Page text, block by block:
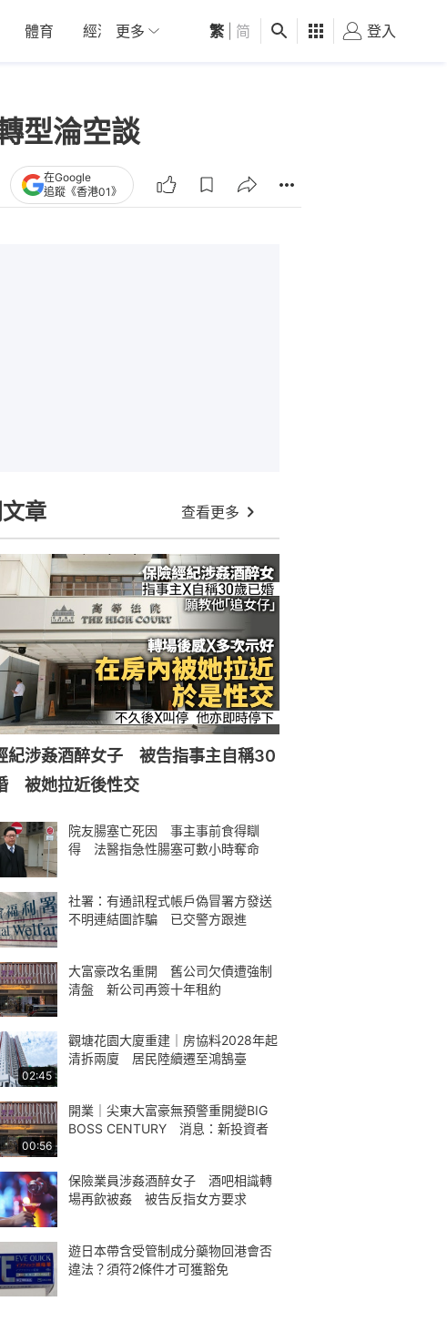
體育 經濟 01深圳 觀點 健康 好食玩飛
更多 繁 简 登入
型淪空談
在Google
追蹤《香港01》
章 查看更多
紀涉姦酒醉女子 被告指事主自稱30
被她拉近後性交
院友腸塞亡死因 事主事前食得瞓
得 法醫指急性腸塞可數小時奪命
社署：有通訊程式帳戶偽冒署方發送
不明連結圖詐騙 已交警方跟進
大富豪改名重開 舊公司欠債遭強制
清盤 新公司再簽十年租約
02:45
觀塘花園大廈重建｜房協料2028年起
清拆兩廈 居民陸續遷至鴻鵠臺
00:56
開業｜尖東大富豪無預警重開變BIG
BOSS CENTURY 消息：新投資者
保險業員涉姦酒醉女子 酒吧相識轉
場再飲被姦 被告反指女方要求
遊日本帶含受管制成分藥物回港會否
違法？須符2條件才可獲豁免